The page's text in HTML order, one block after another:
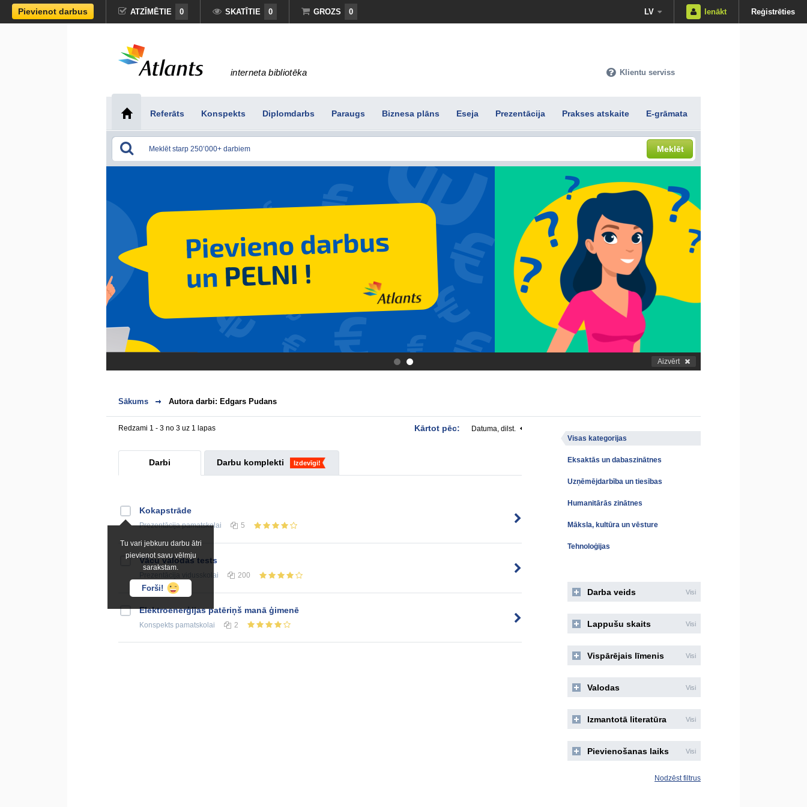
Pievienot darbus ATZĪMĒTIE 0 SKATĪTIE 0 GROZS 0 LV Ienākt Reģistrēties
interneta bibliotēka Klientu serviss
Referāts Konspekts Diplomdarbs Paraugs Biznesa plāns Eseja Prezentācija Prakses atskaite E-grāmata
Meklēt
. Aizvērt
Sākums Autora darbi: Edgars Pudans
Redzami 1 - 3 no 3 uz 1 lapas Kārtot pēc: Datuma, dilst.
Darbi Darbu komplekti Izdevīgi!
Tu vari jebkuru darbu ātri
pievienot savu vēlmju
sarakstam.
Forši!
Kokapstrāde
Prezentācijapamatskolai 5
Vācu valodas tests
vidusskolai 200
Elektroenerģijas patēriņš manā ģimenē
Konspekts pamatskolai 2
Visas kategorijas
Eksaktās un dabaszinātnes
Uzņēmējdarbība un tiesības
Humanitārās zinātnes
Māksla, kultūra un vēsture
Tehnoloģijas
Darba veids Visi
Lappušu skaits Visi
Vispārējais līmenis Visi
Valodas Visi
Izmantotā literatūra Visi
Pievienošanas laiks Visi
Nodzēst filtrus